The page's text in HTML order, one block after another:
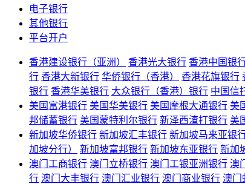
电子银行
其他银行
平台开户
香港建设银行（亚洲） 香港光大银行 香港中国银
行 香港大新银行 华侨银行（香港） 香港花旗银行
银行 香港华美银行 大众银行（香港）银行 中国信
美国富港银行 美国华美银行 美国摩根大通银行 美
邦储蓄银行 美国蒙特利尔银行 新泽西渣打银行 美
新加坡华侨银行 新加坡汇丰银行 新加坡马来亚银
加坡分行）
新加坡富邦银行 新加坡东亚银行 新加
澳门工商银行 澳门立桥银行 澳门工银亚洲银行 澳
行 澳门大丰银行 澳门汇业银行 澳门商业银行 澳门